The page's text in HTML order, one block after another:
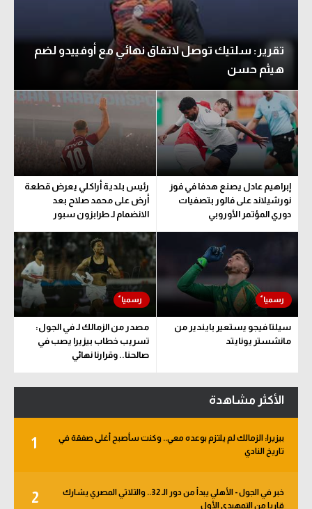
تقرير: سلتيك توصل لاتفاق نهائي مع أوفييدو لضم
هيثم حسن
إبراهيم عادل يصنع هدفا في فوز
نورشيلاند على فالور بتصفيات
دوري المؤتمر الأوروبي
رئيس بلدية أراكلي يعرض قطعة
أرض على محمد صلاح بعد
الانضمام لـ طرابزون سبور
سيلتا فيجو يستعير بايندير من
مانشستر يونايتد
مصدر من الزمالك لـ في الجول:
تسريب خطاب بيزيرا يصب في
صالحنا.. وقرارنا نهائي
الأكثر مشاهدة
1
بيزيرا: الزمالك لم يلتزم بوعده معي.. وكنت سأصبح أغلى صفقة في
تاريخ النادي
2
خبر في الجول - الأهلي يبدأ من دور الـ 32.. والثلاثي المصري يشارك
قاريا من التمهيدي الأول